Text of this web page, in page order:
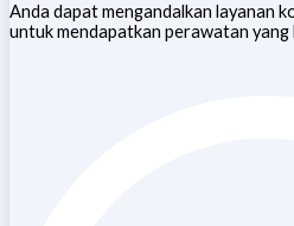
Anda dapat mengandalkan layanan
untuk mendapatkan perawatan